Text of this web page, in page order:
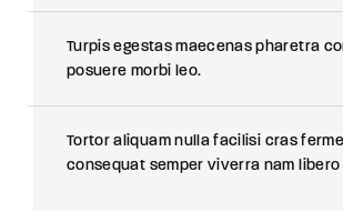
Turpis egestas maecenas pharetra
posuere morbi leo.
Tortor aliquam nulla facilisi cras
consequat semper viverra nam libero